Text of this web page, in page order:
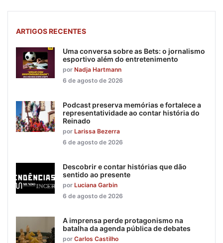
ARTIGOS RECENTES
Uma conversa sobre as Bets: o jornalismo
esportivo além do entretenimento
por Nadja Hartmann
6 de agosto de 2026
Podcast preserva memórias e fortalece a
representatividade ao contar história do
Reinado
por Larissa Bezerra
6 de agosto de 2026
Descobrir e contar histórias que dão
sentido ao presente
por Luciana Garbin
6 de agosto de 2026
A imprensa perde protagonismo na
batalha da agenda pública de debates
por Carlos Castilho